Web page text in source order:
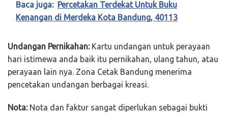
Baca juga: Percetakan Terdekat Untuk Buku
Kenangan di Merdeka Kota Bandung, 40113
Undangan Pernikahan:Kartu undangan untuk perayaan
hari istimewa anda baik itu pernikahan, ulang tahun, atau
perayaan lain nya. Zona Cetak Bandung menerima
pencetakan undangan berbagai kreasi.
Nota:Nota dan faktur sangat diperlukan sebagai bukti